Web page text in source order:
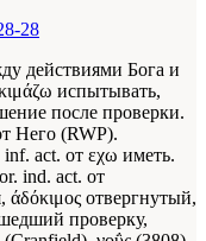
28
действиями Бога и
испытывать,
после проверки.
Него (RWP).
inf. act. от εχω иметь.
ind. act. от
άδόκιμος отвергнутый,
проверку,